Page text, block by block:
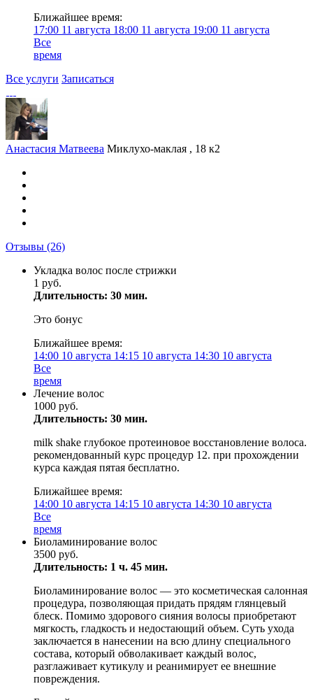
Ближайшее время:
17:00 11 августа 18:00 11 августа 19:00 11 августа
Все
время
Все услуги Записаться
Анастасия Матвеева Миклухо-маклая , 18 к2
Отзывы (26)
Укладка волос после стрижки
1 руб.
Длительность: 30 мин.
Это бонус
Ближайшее время:
14:00 10 августа 14:15 10 августа 14:30 10 августа
Все
время
Лечение волос
1000 руб.
Длительность: 30 мин.
milk shake глубокое протеиновое восстановление волоса.
рекомендованный курс процедур 12. при прохождении
курса каждая пятая бесплатно.
Ближайшее время:
14:00 10 августа 14:15 10 августа 14:30 10 августа
Все
время
Биоламинирование волос
3500 руб.
Длительность: 1 ч. 45 мин.
Биоламинирование волос — это косметическая салонная
процедура, позволяющая придать прядям глянцевый
блеск. Помимо здорового сияния волосы приобретают
мягкость, гладкость и недостающий объем. Суть ухода
заключается в нанесении на всю длину специального
состава, который обволакивает каждый волос,
разглаживает кутикулу и реанимирует ее внешние
повреждения.